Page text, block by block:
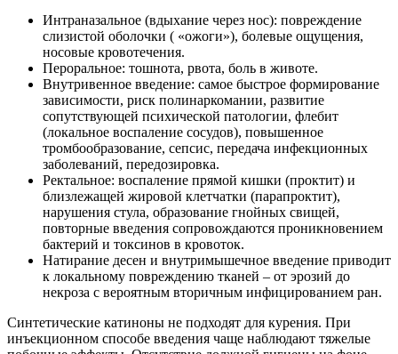
Интраназальное (вдыхание через нос): повреждение
слизистой оболочки ( «ожоги»), болевые ощущения,
носовые кровотечения.
Пероральное: тошнота, рвота, боль в животе.
Внутривенное введение: самое быстрое формирование
зависимости, риск полинаркомании, развитие
сопутствующей психической патологии, флебит
(локальное воспаление сосудов), повышенное
тромбообразование, сепсис, передача инфекционных
заболеваний, передозировка.
Ректальное: воспаление прямой кишки (проктит) и
близлежащей жировой клетчатки (парапроктит),
нарушения стула, образование гнойных свищей,
повторные введения сопровождаются проникновением
бактерий и токсинов в кровоток.
Натирание десен и внутримышечное введение приводит
к локальному повреждению тканей – от эрозий до
некроза с вероятным вторичным инфицированием ран.
Синтетические катиноны не подходят для курения. При
инъекционном способе введения чаще наблюдают тяжелые